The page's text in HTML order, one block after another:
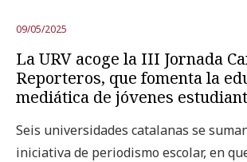
09/05/2025
La URV acoge la III Jornada
Reporteros, que fomenta la
mediática de jóvenes
Seis universidades catalanas se
iniciativa de periodismo escolar, en